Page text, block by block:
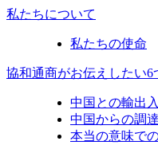
私たちについて
私たちの使命
協和通商がお伝えしたい6
中国との輸出
中国からの調
本当の意味で